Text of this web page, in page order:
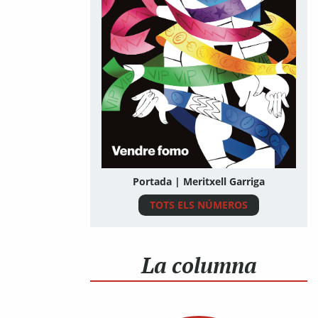
Portada | Meritxell Garriga
TOTS ELS NÚMEROS
La columna